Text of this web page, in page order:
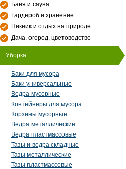
Баня и сауна
Гардероб и хранение
Пикник и отдых на природе
Дача, огород, цветоводство
Уборка
Баки для мусора
Баки универсальные
Ведра мусорные
Контейнеры для мусора
Корзины мусорные
Ведра металлические
Ведра пластмассовые
Тазы и ведра складные
Тазы металлические
Тазы пластмассовые